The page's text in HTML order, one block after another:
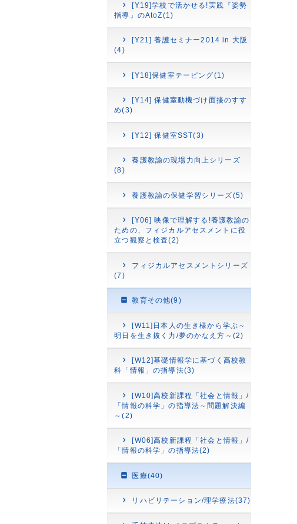
[Y19]学校で活かせる!実践『姿勢
指導』のAtoZ(1)
[Y21] 養護セミナー2014 in 大阪
(4)
[Y18]保健室テーピング(1)
[Y14] 保健室動機づけ面接のすす
め(3)
[Y12] 保健室SST(3)
養護教諭の現場力向上シリーズ
(8)
養護教諭の保健学習シリーズ(5)
[Y06] 映像で理解する!養護教諭の
ための、フィジカルアセスメントに役
立つ観察と検査(2)
フィジカルアセスメントシリーズ
(7)
教育その他(9)
[W11]日本人の生き様から学ぶ～
明日を生き抜く力/夢のかなえ方～(2)
[W12]基礎情報学に基づく高校教
科「情報」の指導法(3)
[W10]高校新課程「社会と情報」/
「情報の科学」の指導法～問題解決編
～(2)
[W06]高校新課程「社会と情報」/
「情報の科学」の指導法(2)
医療(40)
リハビリテーション/理学療法(37)